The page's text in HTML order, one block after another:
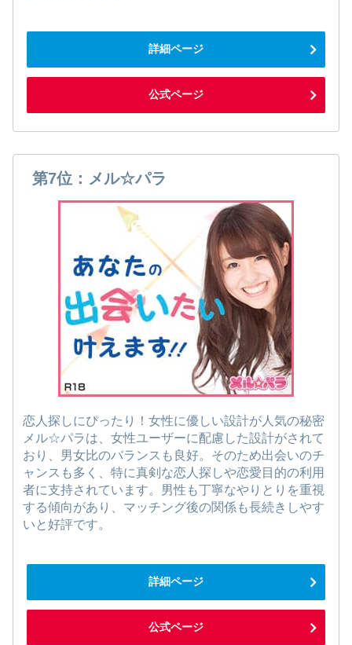
詳細ページ
公式ページ
第7位：メル☆パラ
恋人探しにぴったり！女性に優しい設計が人気の秘密
メル☆パラは、女性ユーザーに配慮した設計がされて
おり、男女比のバランスも良好。そのため出会いのチ
ャンスも多く、特に真剣な恋人探しや恋愛目的の利用
者に支持されています。男性も丁寧なやりとりを重視
する傾向があり、マッチング後の関係も長続きしやす
いと好評です。
詳細ページ
公式ページ